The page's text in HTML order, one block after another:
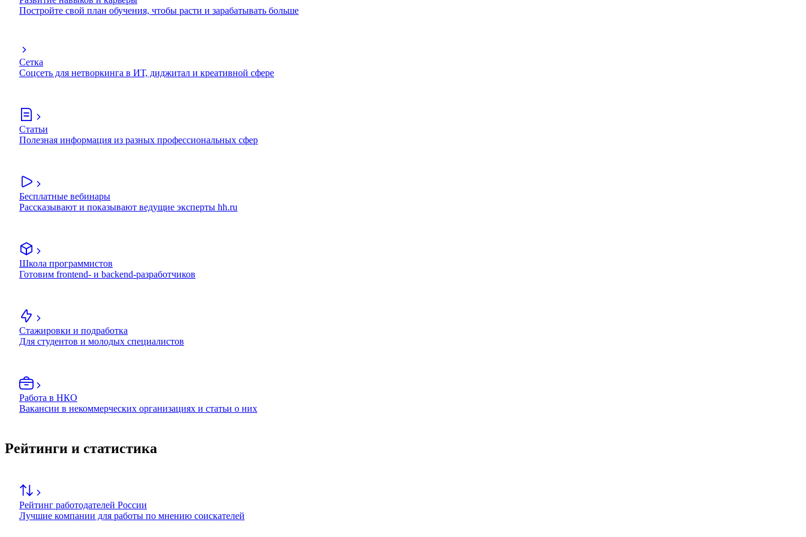
Постройте свой план обучения, чтобы расти и зарабатывать больше
Сетка
Соцсеть для нетворкинга в ИТ, диджитал и креативной сфере
Статьи
Полезная информация из разных профессиональных сфер
Бесплатные вебинары
Рассказывают и показывают ведущие эксперты hh.ru
Школа программистов
Готовим frontend- и backend-разработчиков
Стажировки и подработка
Для студентов и молодых специалистов
Работа в НКО
Вакансии в некоммерческих организациях и статьи о них
Рейтинги и статистика
Рейтинг работодателей России
Лучшие компании для работы по мнению соискателей